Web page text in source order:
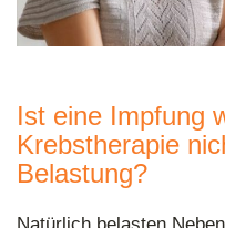
Ist eine Impfung
Krebstherapie
Belastung?
Natürlich belasten